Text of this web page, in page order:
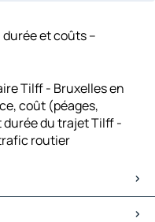
et coûts –
Tilff - Bruxelles en
coût (péages,
du trajet Tilff -
routier